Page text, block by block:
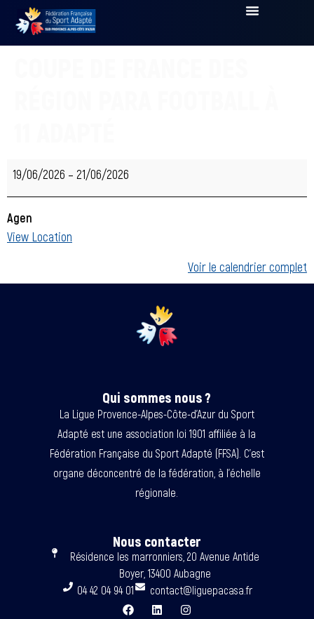
19/06/2026 – 21/06/2026
Agen
View Location
Voir le calendrier complet
Qui sommes nous ?
La Ligue Provence-Alpes-Côte-d’Azur du Sport
Adapté est une association loi 1901 affiliée à la
Fédération Française du Sport Adapté (FFSA). C’est
organe déconcentré de la fédération, à l’échelle
régionale.
Nous contacter
Résidence les marronniers, 20 Avenue Antide
Boyer, 13400 Aubagne
04 42 04 94 01
contact@liguepacasa.fr